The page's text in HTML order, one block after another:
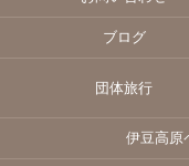
ブログ
団体旅行
伊豆高原